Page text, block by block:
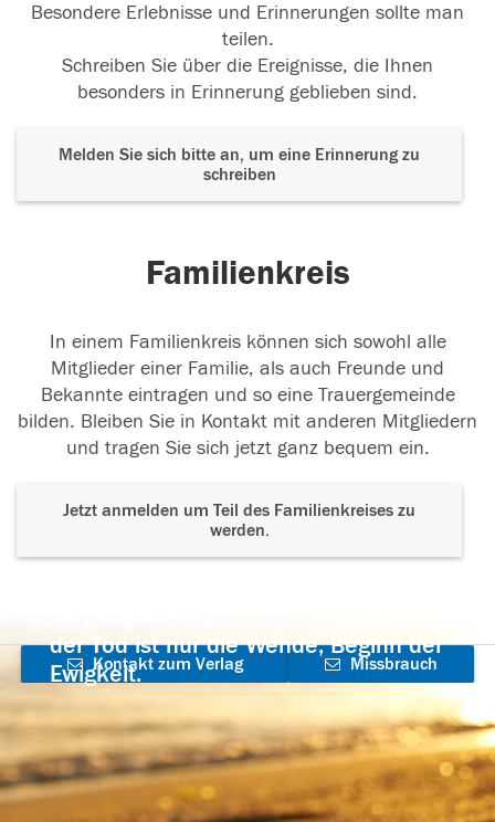
Besondere Erlebnisse und Erinnerungen sollte man
teilen.
Schreiben Sie über die Ereignisse, die Ihnen
besonders in Erinnerung geblieben sind.
Melden Sie sich bitte an, um eine Erinnerung zu
schreiben
Familienkreis
In einem Familienkreis können sich sowohl alle
Mitglieder einer Familie, als auch Freunde und
Bekannte eintragen und so eine Trauergemeinde
bilden. Bleiben Sie in Kontakt mit anderen Mitgliedern
und tragen Sie sich jetzt ganz bequem ein.
Jetzt anmelden um Teil des Familienkreises zu
werden.
der Tod ist nur die Wende, Beginn der
Ewigkeit.
Kontakt zum Verlag
aufnehmen
Missbrauch